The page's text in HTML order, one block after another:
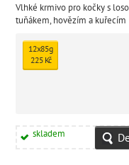
Vlhké krmivo pro kočky s
tuňákem, hovězím a kuřecím
ve šťavnatém želé. Kvalitní
zachutnají i té nejmlsnější
Kapsičky jsou navrženy pro
12x85g
225 Kč
skladem